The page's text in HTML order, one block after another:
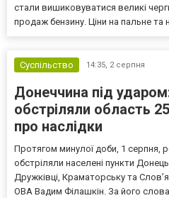
стали вишиковуватися великі
продаж бензину. Ціни на пальне та
Суспільство 14:35, 2 серпня
Донеччина під
обстріляли область
про наслідки
Протягом минулої доби, 1 серпня,
обстріляли населені пункти
Дружківці, Краматорську та
ОВА Вадим Філашкін. За його